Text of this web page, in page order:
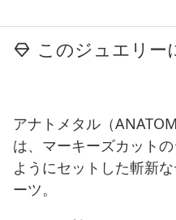
このジュエリー
アナトメタル（
は、マーキーズカット
ようにセットした斬新
ーツ。